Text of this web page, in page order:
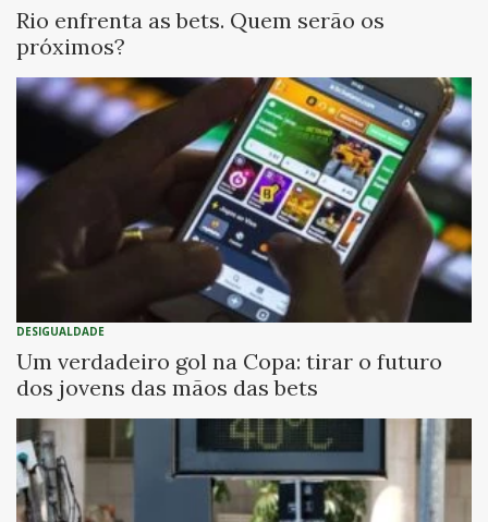
Rio enfrenta as bets. Quem serão os
próximos?
DESIGUALDADE
Um verdadeiro gol na Copa: tirar o futuro
dos jovens das mãos das bets